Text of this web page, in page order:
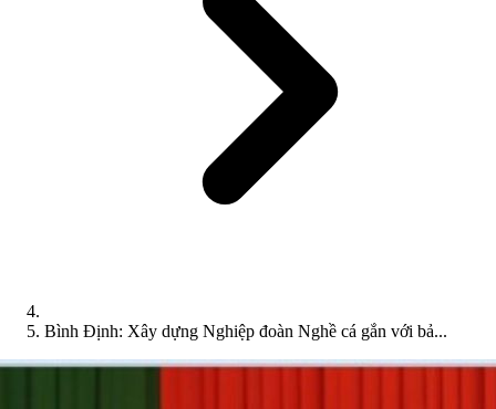
Bình Định: Xây dựng Nghiệp đoàn Nghề cá gắn với bả...